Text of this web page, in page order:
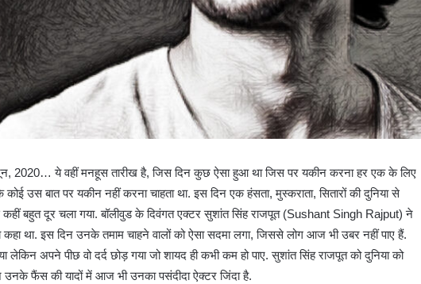
2020… ये वहीं मनहूस तारीख है, जिस दिन कुछ ऐसा हुआ था जिस पर यकीन करना हर एक के लिए
उस बात पर यकीन नहीं करना चाहता था. इस दिन एक हंसता, मुस्कराता, सितारों की दुनिया से
कहीं बहुत दूर चला गया. बॉलीवुड के दिवंगत एक्टर सुशांत सिंह राजपूत (Sushant Singh Rajput) ने
था. इस दिन उनके तमाम चाहने वालों को ऐसा सदमा लगा, जिससे लोग आज भी उबर नहीं पाए हैं.
अपने पीछ वो दर्द छोड़ गया जो शायद ही कभी कम हो पाए. सुशांत सिंह राजपूत को दुनिया को
उनके फैंस की यादों में आज भी उनका पसंदीदा ऐक्टर जिंदा है.